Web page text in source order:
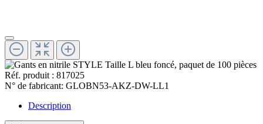
Réf. produit : 817025
N° de fabricant: GLOBN53-AKZ-DW-LL1
Description